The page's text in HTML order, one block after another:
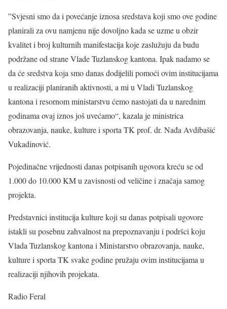
”Svjesni smo da i povećanje iznosa sredstava koji smo ove godine
planirali za ovu namjenu nije dovoljno kada se uzme u obzir
kvalitet i broj kulturnih manifestacija koje zaslužuju da budu
podržane od strane Vlade Tuzlanskog kantona. Ipak nadamo se
da će sredstva koja smo danas dodijelili pomoći ovim institucijama
u realizaciji planiranih aktivnosti, a mi u Vladi Tuzlanskog
kantona i resornom ministarstvu ćemo nastojati da u narednim
godinama ovaj iznos još uvećamo“, kazala je ministrica
obrazovanja, nauke, kulture i sporta TK prof. dr. Nađa Avdibašić
Vukadinović.
Pojedinačne vrijednosti danas potpisanih ugovora kreću se od
1.000 do 10.000 KM u zavisnosti od veličine i značaja samog
projekta.
Predstavnici institucija kulture koji su danas potpisali ugovore
istakli su posebnu zahvalnost na prepoznavanju i podršci koju
Vlada Tuzlanskog kantona i Ministarstvo obrazovanja, nauke,
kulture i sporta TK svake godine pružaju ovim institucijama u
realizaciji njihovih projekata.
Radio Feral